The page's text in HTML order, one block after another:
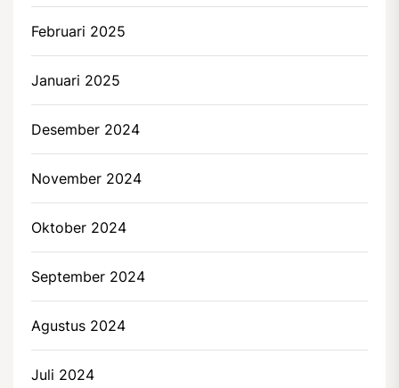
Februari 2025
Januari 2025
Desember 2024
November 2024
Oktober 2024
September 2024
Agustus 2024
Juli 2024